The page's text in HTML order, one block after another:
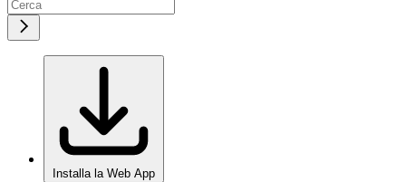
Installa la Web App